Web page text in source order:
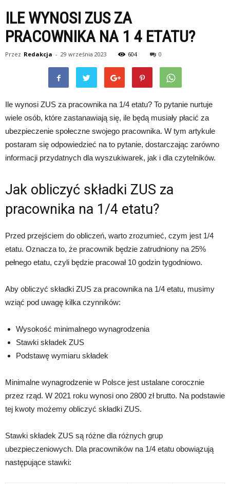
ILE WYNOSI ZUS ZA
PRACOWNIKA NA 1 4 ETATU?
Przez Redakcja - 29 września 2023 604 0
Ile wynosi ZUS za pracownika na 1/4 etatu? To pytanie nurtuje
wiele osób, które zastanawiają się, ile będą musiały płacić za
ubezpieczenie społeczne swojego pracownika. W tym artykule
postaram się odpowiedzieć na to pytanie, dostarczając zarówno
informacji przydatnych dla wyszukiwarek, jak i dla czytelników.
Jak obliczyć składki ZUS za
pracownika na 1/4 etatu?
Przed przejściem do obliczeń, warto zrozumieć, czym jest 1/4
etatu. Oznacza to, że pracownik będzie zatrudniony na 25%
pełnego etatu, czyli będzie pracował 10 godzin tygodniowo.
Aby obliczyć składki ZUS za pracownika na 1/4 etatu, musimy
wziąć pod uwagę kilka czynników:
Wysokość minimalnego wynagrodzenia
Stawki składek ZUS
Podstawę wymiaru składek
Minimalne wynagrodzenie w Polsce jest ustalane corocznie
przez rząd. W 2021 roku wynosi ono 2800 zł brutto. Na podstawie
tej kwoty możemy obliczyć składki ZUS.
Stawki składek ZUS są różne dla różnych grup
ubezpieczeniowych. Dla pracowników na 1/4 etatu obowiązują
następujące stawki: